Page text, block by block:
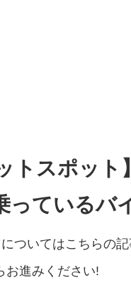
トスポット
っているバ
についてはこちらの
お進みください!